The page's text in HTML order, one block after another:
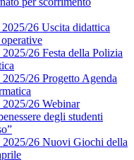
26 Uscita didattica
26 Festa della Polizia
26 Progetto Agenda
2025/26 Webinar
degli studenti
2025/26 Nuovi Giochi della